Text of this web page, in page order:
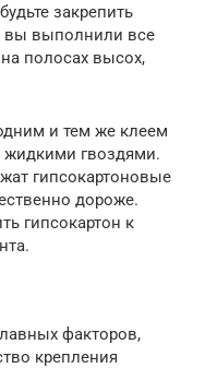
закрепить
вы выполнили все
полосах высох,
и тем же клеем
жидкими гвоздями.
гипсокартоновые
дороже.
гипсокартон к
факторов,
крепления